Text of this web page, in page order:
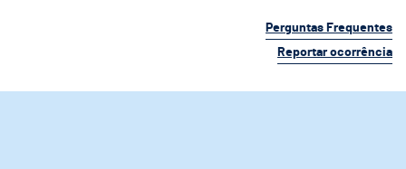
Perguntas Frequentes
Reportar ocorrência